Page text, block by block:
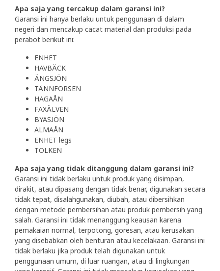
Apa saja yang tercakup dalam garansi ini?
Garansi ini hanya berlaku untuk penggunaan di dalam
negeri dan mencakup cacat material dan produksi pada
perabot berikut ini:
ENHET
HAVBÄCK
ÄNGSJÖN
TÄNNFORSEN
HAGAÅN
FAXÄLVEN
BYASJÖN
ALMAÅN
ENHET legs
TOLKEN
Apa saja yang tidak ditanggung dalam garansi ini?
Garansi ini tidak berlaku untuk produk yang disimpan,
dirakit, atau dipasang dengan tidak benar, digunakan secara
tidak tepat, disalahgunakan, diubah, atau dibersihkan
dengan metode pembersihan atau produk pembersih yang
salah. Garansi ini tidak menanggung keausan karena
pemakaian normal, terpotong, goresan, atau kerusakan
yang disebabkan oleh benturan atau kecelakaan. Garansi ini
tidak berlaku jika produk telah digunakan untuk
penggunaan umum, di luar ruangan, atau di lingkungan